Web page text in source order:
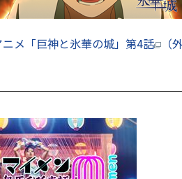
ニメ「巨神と氷華の城」第4話
（